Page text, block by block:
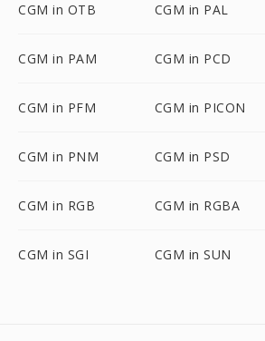
CGM in OTB CGM in PAL
CGM in PAM CGM in PCD
CGM in PFM CGM in PICON
CGM in PNM CGM in PSD
CGM in RGB CGM in RGBA
CGM in SGI CGM in SUN